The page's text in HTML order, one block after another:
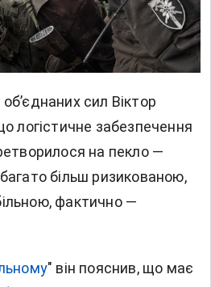
сил Віктор
логістичне забезпечення
на пекло —
більш ризикованою,
фактично —
" він пояснив, що має